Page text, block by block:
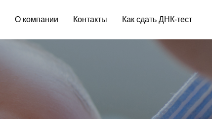
О компании Контакты Как сдать ДНК-тест